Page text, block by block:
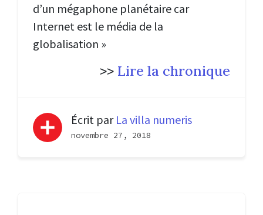
d’un mégaphone planétaire car
Internet est le média de la
globalisation »
>> Lire la chronique
Écrit par La villa numeris
novembre 27, 2018